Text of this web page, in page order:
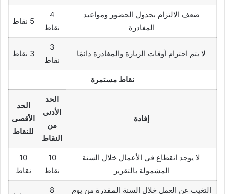
ضعف الالتزام بجدول الحضور ومواعيد
المغادرة
4
نقاط
5 نقاط
لا يتم احترام أوقات الزيارة والمغادرة دائمًا
3
نقاط
3 نقاط
نقاط مستمرة
إفادة
الحد
الأدنى
من
النقاط
الحد
الأقصى
للنقاط
لا يوجد انقطاع في الأعمال خلال السنة
المشمولة بالتقرير
10
نقاط
10
نقاط
التغيب عن العمل خلال السنة المقدرة من يوم
8